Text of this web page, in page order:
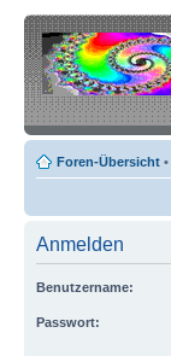
Foren-Übersicht •
Anmelden
Benutzername:
Passwort: